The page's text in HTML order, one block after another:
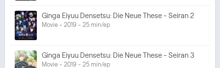
Ginga Eiyuu Densetsu: Die Neue These - Seiran 2
Movie - 2019 - 25 min/ep
Ginga Eiyuu Densetsu: Die Neue These - Seiran 3
Movie - 2019 - 25 min/ep